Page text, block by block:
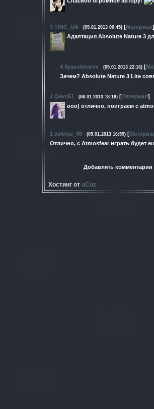
3 TINC_UA (09.01.2013 00:45) [Материал]
Адаптация Absolute Nature 3
4 ilyazolotarov (09.01.2013 22:16) [
Зачем? Absolute Nature 3 Lite
2 Qexs51 (06.01.2013 18:18) [Материал]
ооо) отлично, поиграем с
1 valeras_98 (05.01.2013 16:59) [
Отлично, с Atmosfear играть будет
Добавлять комментарии
Хостинг от uCoz